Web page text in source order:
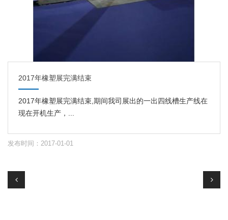
2017年橡塑展完满结束
2017年橡塑展完满结束,期间我司展出的一出四线槽生产线在
现在开机生产，...
发布时间：2017-01-01